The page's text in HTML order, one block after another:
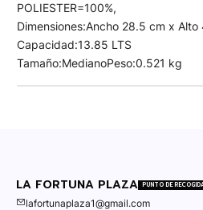
POLIESTER=100%,
Dimensiones:Ancho 28.5 cm x
Capacidad:13.85 LTS
Tamaño:MedianoPeso:0.521 kg
LA FORTUNA PLAZA PUNTO DE
lafortunaplaza1@gmail.com